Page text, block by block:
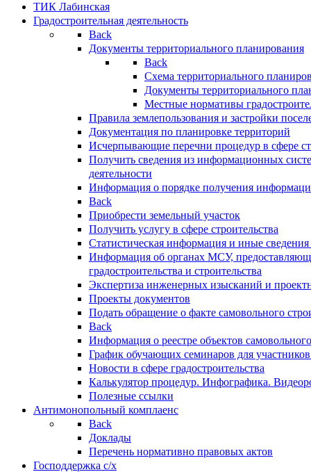
ТИК Лабинская
Градостроительная деятельность
Back
Документы территориального планирования
Back
Схема территориального
Документы территориального
Местные нормативы
Правила землепользования и застройки
Документация по планировке территорий
Исчерпывающие перечни процедур в сфере
Получить сведения из информационных
деятельности
Информация о порядке получения
Back
Приобрести земельный участок
Получить услугу в сфере строительства
Статистическая информация и иные сведения
Информация об органах МСУ,
градостроительства и строительства
Экспертиза инженерных изысканий и
Проекты документов
Подать обращение о факте самовольного
Back
Информация о реестре объектов
График обучающих семинаров для участников
Новости в сфере градостроительства
Калькулятор процедур. Инфографика.
Полезные ссылки
Антимонопольный комплаенс
Back
Доклады
Перечень нормативно правовых актов
Господдержка с/х